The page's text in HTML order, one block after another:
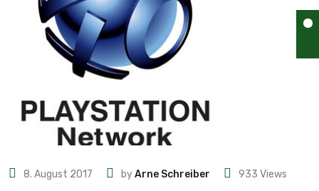
8. August 2017 byArne Schreiber 933 Views